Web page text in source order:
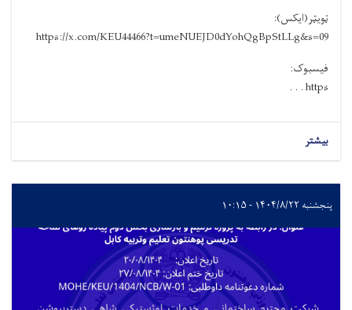
ټویټر(ایکس):
https://x.com/KEU44466?t=umeNUEJD0dYohQgBpStLLg&s=09
فیسبوک:
https . . .
بیشتر
پنجشنبه ۱۴۰۴/۸/۲۲ - ۱۰:۱۵